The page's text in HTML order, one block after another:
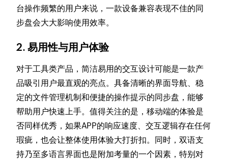
台操作频繁的用户来说，一款设备兼容表现不佳的同
步盘会大大影响使用效率。
2. 易用性与用户体验
对于工具类产品，简洁易用的交互设计可能是一款产
品吸引用户最直观的亮点。具备清晰的界面导航、稳
定的文件管理机制和便捷的操作提示的同步盘，能够
帮助用户快速上手。值得关注的是，移动端的体验是
否同样优秀，如果APP的响应速度、交互逻辑存在任何
瑕疵，也会让整体使用体验大打折扣。同时，双语支
持乃至多语言界面也是附加考量的一个因素，特别对